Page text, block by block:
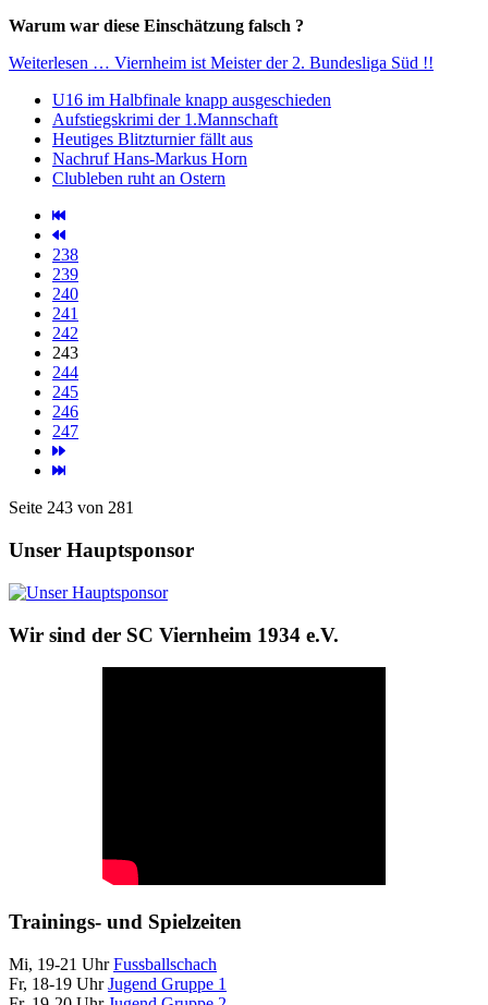
Warum war diese Einschätzung falsch ?
Weiterlesen … Viernheim ist Meister der 2. Bundesliga Süd !!
U16 im Halbfinale knapp ausgeschieden
Aufstiegskrimi der 1.Mannschaft
Heutiges Blitzturnier fällt aus
Nachruf Hans-Markus Horn
Clubleben ruht an Ostern
238
239
240
241
242
243
244
245
246
247
Seite 243 von 281
Unser Hauptsponsor
Wir sind der SC Viernheim 1934 e.V.
Trainings- und Spielzeiten
Mi, 19-21 UhrFussballschach
Fr, 18-19 UhrJugend Gruppe 1